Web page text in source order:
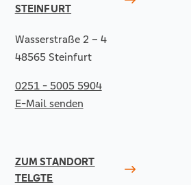
STEINFURT
Wasserstraße 2 – 4
48565 Steinfurt
0251 - 5005 5904
E-Mail senden
ZUM STANDORT
TELGTE